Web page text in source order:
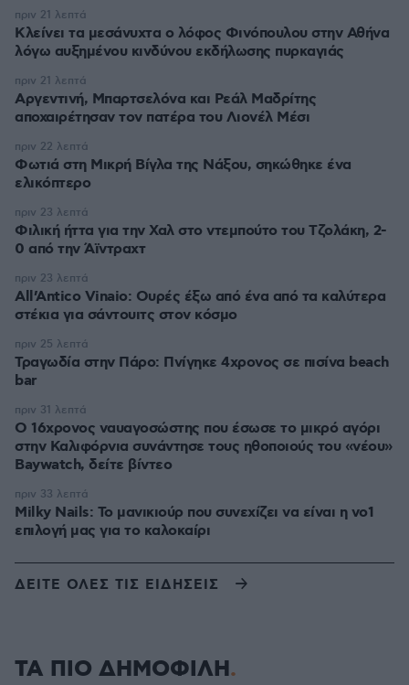
Κλείνει τα μεσάνυχτα ο λόφος Φινόπουλου στην Αθήνα
λόγω αυξημένου κινδύνου εκδήλωσης πυρκαγιάς
πριν 21 λεπτά
Αργεντινή, Μπαρτσελόνα και Ρεάλ Μαδρίτης
αποχαιρέτησαν τον πατέρα του Λιονέλ Μέσι
πριν 21 λεπτά
Φωτιά στη Μικρή Βίγλα της Νάξου, σηκώθηκε ένα
ελικόπτερο
πριν 22 λεπτά
Φιλική ήττα για την Χαλ στο ντεμπούτο του Τζολάκη, 2-
0 από την Άϊντραχτ
πριν 23 λεπτά
All’Antico Vinaio: Ουρές έξω από ένα από τα καλύτερα
στέκια για σάντουιτς στον κόσμο
πριν 23 λεπτά
Τραγωδία στην Πάρο: Πνίγηκε 4χρονος σε πισίνα beach
bar
πριν 25 λεπτά
Ο 16χρονος ναυαγοσώστης που έσωσε το μικρό αγόρι
στην Καλιφόρνια συνάντησε τους ηθοποιούς του «νέου»
Baywatch, δείτε βίντεο
πριν 31 λεπτά
Milky Nails: Το μανικιούρ που συνεχίζει να είναι η νο1
επιλογή μας για το καλοκαίρι
πριν 33 λεπτά
ΔΕΙΤΕ ΟΛΕΣ ΤΙΣ ΕΙΔΗΣΕΙΣ
ΤΑ ΠΙΟ ΔΗΜΟΦΙΛΗ